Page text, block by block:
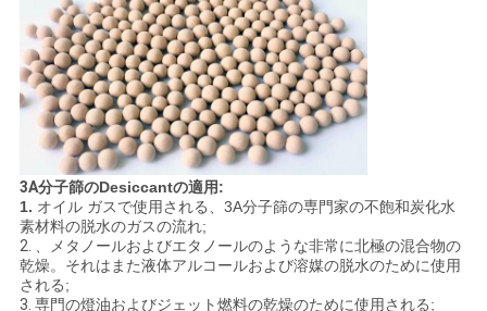
見
積
も
り
を
依
3A分子篩のDesiccantの適用:
1. オイル ガスで使用される、3A分子篩の専門家の不飽和炭化水
素材料の脱水のガスの流れ;
2.
、メタノールおよびエタノールのような非常に北極の混合物の
乾燥。それはまた液体アルコールおよび溶媒の脱水のために使用
される;
3. 専門の燈油およびジェット燃料の乾燥のために使用される;